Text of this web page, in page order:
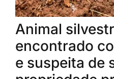
Animal
encontrado
e suspeita de